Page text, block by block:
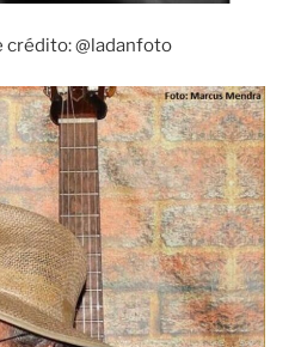
crédito: @ladanfoto